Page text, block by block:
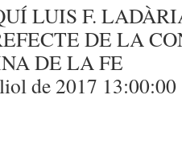
LUIS F.
DE LA
DE LA FE
de 2017 13:00:00